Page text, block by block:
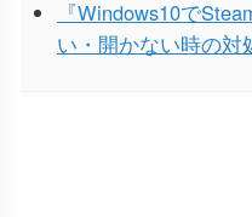
『Windows10で
い・開かない時の対